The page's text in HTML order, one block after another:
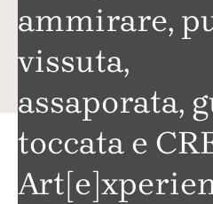
ammirare,
vissuta,
assaporata,
toccata e